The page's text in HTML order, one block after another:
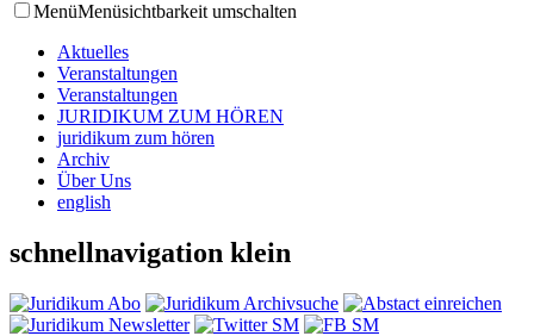
MenüMenüsichtbarkeit umschalten
Aktuelles
Veranstaltungen
Veranstaltungen
JURIDIKUM ZUM HÖREN
juridikum zum hören
Archiv
Über Uns
english
schnellnavigation klein